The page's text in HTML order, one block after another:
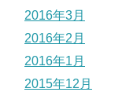
2016年3月
2016年2月
2016年1月
2015年12月